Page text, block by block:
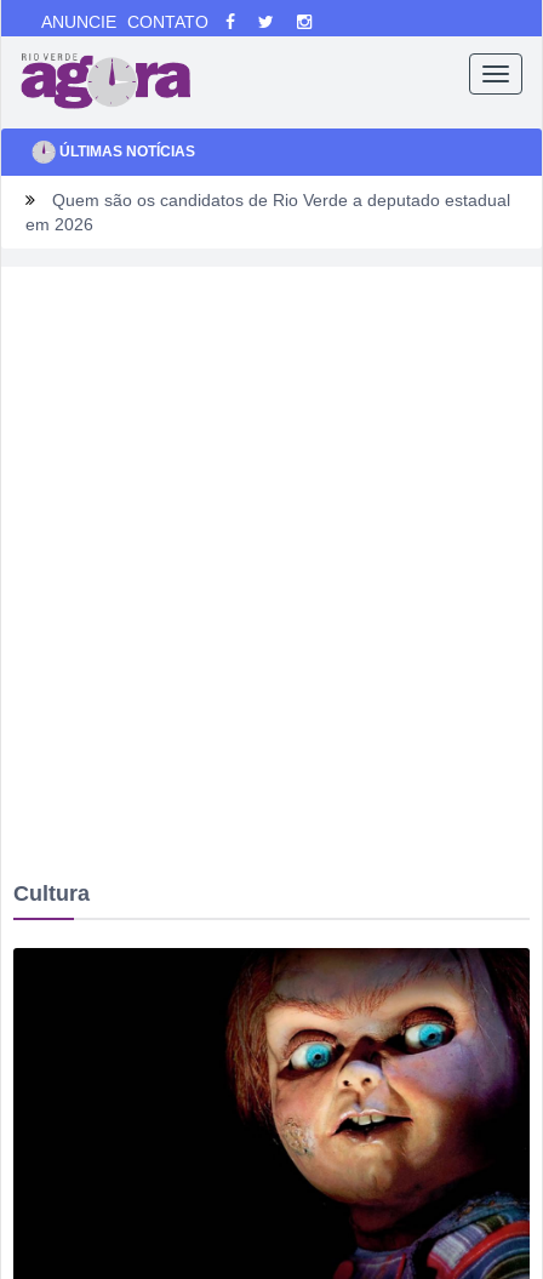
ANUNCIE CONTATO
Menu
ÚLTIMAS NOTÍCIAS
Quem são os candidatos de Rio Verde a deputado estadual
em 2026
Rio Verde com atendimento até domingo
Cultura